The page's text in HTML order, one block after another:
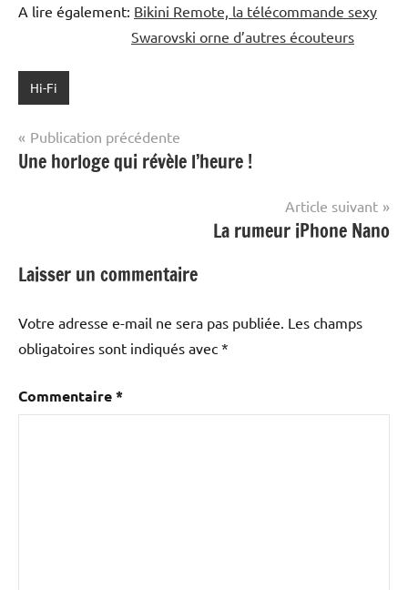
A lire également: Bikini Remote, la télécommande sexy
Swarovski orne d’autres écouteurs
Hi-Fi
Navigation
de
Publication précédente
Une horloge qui révèle l’heure !
Article suivant
La rumeur iPhone Nano
Laisser un commentaire
Votre adresse e-mail ne sera pas publiée. Les champs
obligatoires sont indiqués avec *
Commentaire*